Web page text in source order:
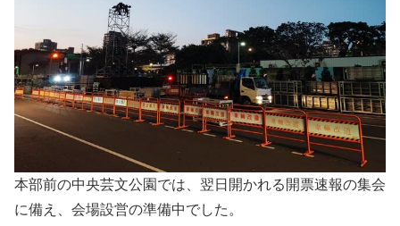
本部前の中央芸文公園では、翌日開かれる開票速報の集会
に備え、会場設営の準備中でした。